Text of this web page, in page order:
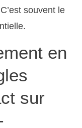
souvent le
en
sur